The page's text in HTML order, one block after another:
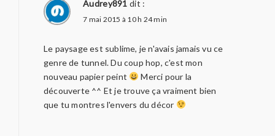
Audrey891 dit :
7 mai 2015 à 10 h 24 min
Le paysage est sublime, je n'avais jamais vu ce
genre de tunnel. Du coup hop, c'est mon
nouveau papier peint
Merci pour la
découverte ^^ Et je trouve ça vraiment bien
que tu montres l'envers du décor